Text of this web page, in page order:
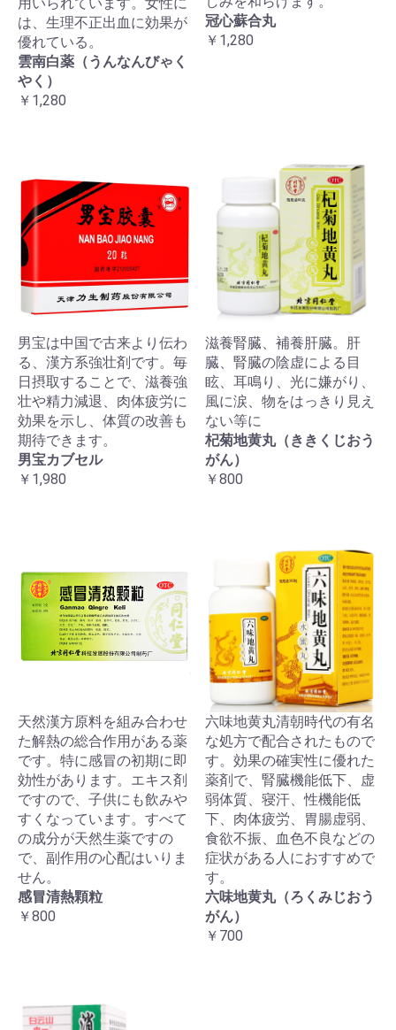
は、生理不正出血に効果が
優れている。
雲南白薬（うんなんびゃく
やく）
￥1,280
冠心蘇合丸
￥1,280
男宝は中国で古来より伝わ
る、漢方系強壮剤です。毎
日摂取することで、滋養強
壮や精力減退、肉体疲労に
効果を示し、体質の改善も
期待できます。
男宝カブセル
￥1,980
滋養腎臓、補養肝臓。肝
臓、腎臓の陰虚による目
眩、耳鳴り、光に嫌がり、
風に涙、物をはっきり見え
ない等に
杞菊地黄丸（ききくじおう
がん）
￥800
天然漢方原料を組み合わせ
た解熱の総合作用がある薬
です。特に感冒の初期に即
効性があります。エキス剤
ですので、子供にも飲みや
すくなっています。すべて
の成分が天然生薬ですの
で、副作用の心配はいりま
せん。
感冒清熱顆粒
￥800
六味地黄丸清朝時代の有名
な処方で配合されたもので
す。効果の確実性に優れた
薬剤で、腎臓機能低下、虚
弱体質、寝汗、性機能低
下、肉体疲労、胃腸虚弱、
食欲不振、血色不良などの
症状がある人におすすめで
す。
六味地黄丸（ろくみじおう
がん）
￥700